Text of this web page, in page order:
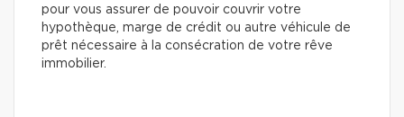
pour vous assurer de pouvoir couvrir votre
hypothèque, marge de crédit ou autre véhicule de
prêt nécessaire à la consécration de votre rêve
immobilier.